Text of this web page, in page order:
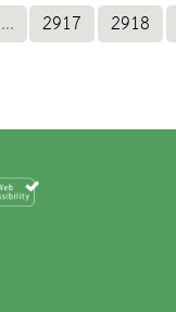
... 2917 2918